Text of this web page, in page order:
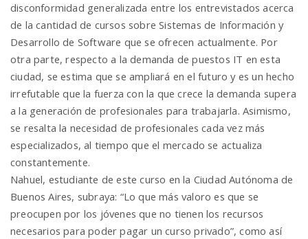
disconformidad generalizada entre los entrevistados acerca
de la cantidad de cursos sobre Sistemas de Información y
Desarrollo de Software que se ofrecen actualmente. Por
otra parte, respecto a la demanda de puestos IT en esta
ciudad, se estima que se ampliará en el futuro y es un hecho
irrefutable que la fuerza con la que crece la demanda supera
a la generación de profesionales para trabajarla. Asimismo,
se resalta la necesidad de profesionales cada vez más
especializados, al tiempo que el mercado se actualiza
constantemente.
Nahuel, estudiante de este curso en la Ciudad Autónoma de
Buenos Aires, subraya: “Lo que más valoro es que se
preocupen por los jóvenes que no tienen los recursos
necesarios para poder pagar un curso privado”, como así